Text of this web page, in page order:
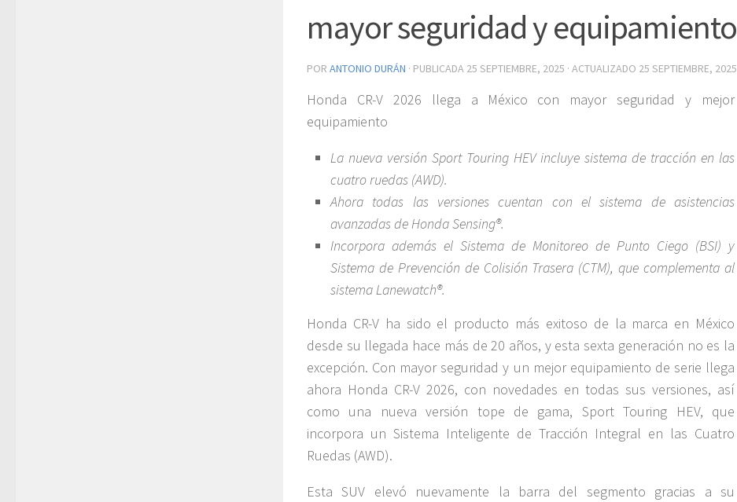
mayor seguridad y equipamiento
POR ANTONIO DURÁN · PUBLICADA 25 SEPTIEMBRE, 2025 · ACTUALIZADO 25 SEPTIEMBRE, 2025
Honda CR-V 2026 llega a México con mayor seguridad y mejor
equipamiento
La nueva versión Sport Touring HEV incluye sistema de tracción en las
cuatro ruedas (AWD).
Ahora todas las versiones cuentan con el sistema de asistencias
avanzadas de Honda Sensing®.
Incorpora además el Sistema de Monitoreo de Punto Ciego (BSI) y
Sistema de Prevención de Colisión Trasera (CTM), que complementa al
sistema Lanewatch®.
Honda CR-V ha sido el producto más exitoso de la marca en México
desde su llegada hace más de 20 años, y esta sexta generación no es la
excepción. Con mayor seguridad y un mejor equipamiento de serie llega
ahora Honda CR-V 2026, con novedades en todas sus versiones, así
como una nueva versión tope de gama, Sport Touring HEV, que
incorpora un Sistema Inteligente de Tracción Integral en las Cuatro
Ruedas (AWD).
Esta SUV elevó nuevamente la barra del segmento gracias a su